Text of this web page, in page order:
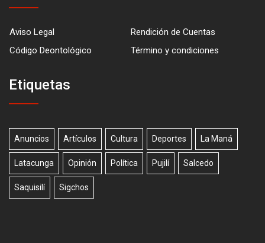
Aviso Legal
Rendición de Cuentas
Código Deontológico
Término y condiciones
Etiquetas
Anuncios Artículos Cultura Deportes La Maná
Latacunga Opinión Política Pujilí Salcedo
Saquisilí Sigchos